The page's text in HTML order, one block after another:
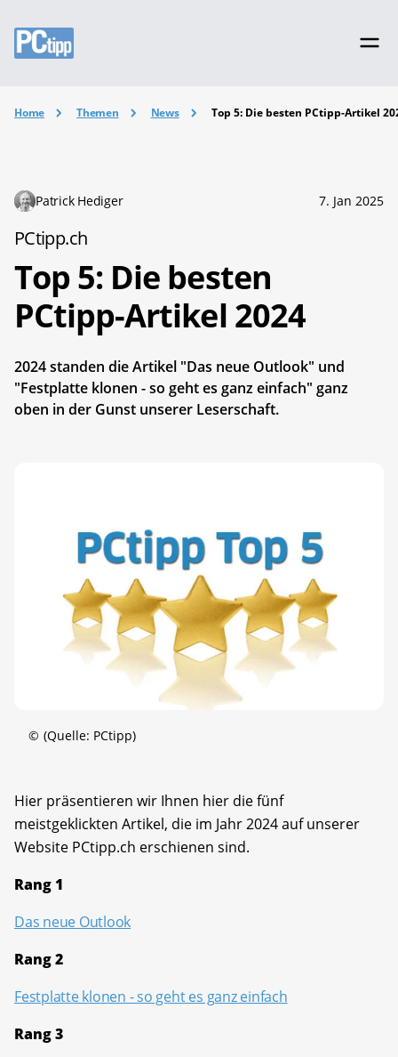
Home Themen News Top 5: Die besten PCtipp-Artikel
Patrick Hediger 7. Jan 2025
PCtipp.ch
Top 5: Die besten
PCtipp-Artikel 2024
2024 standen die Artikel "Das neue Outlook" und
"Festplatte klonen - so geht es ganz einfach" ganz
oben in der Gunst unserer Leserschaft.
© (Quelle: PCtipp)
Hier präsentieren wir Ihnen hier die fünf
meistgeklickten Artikel, die im Jahr 2024 auf unserer
Website PCtipp.ch erschienen sind.
Rang 1
Das neue Outlook
Rang 2
Festplatte klonen - so geht es ganz einfach
Rang 3